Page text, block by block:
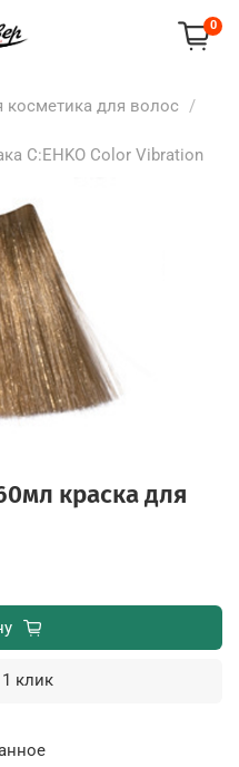
0
для волос
C:EHKO Color Vibration
краска для
клик